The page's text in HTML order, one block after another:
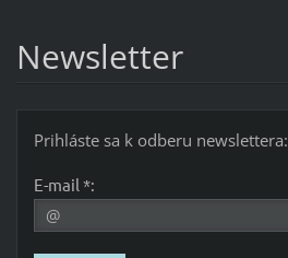
Newsletter
Prihláste sa k odberu newslettera:
E-mail *: